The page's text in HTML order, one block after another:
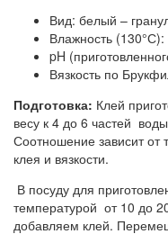
Вид: белый –
Влажность
pH
Вязкость по
Подготовка: Клей
весу к 4 до 6 частей
Соотношение зависит
клея и вязкости.
В посуду для
температурой от 10 до
добавляем клей.